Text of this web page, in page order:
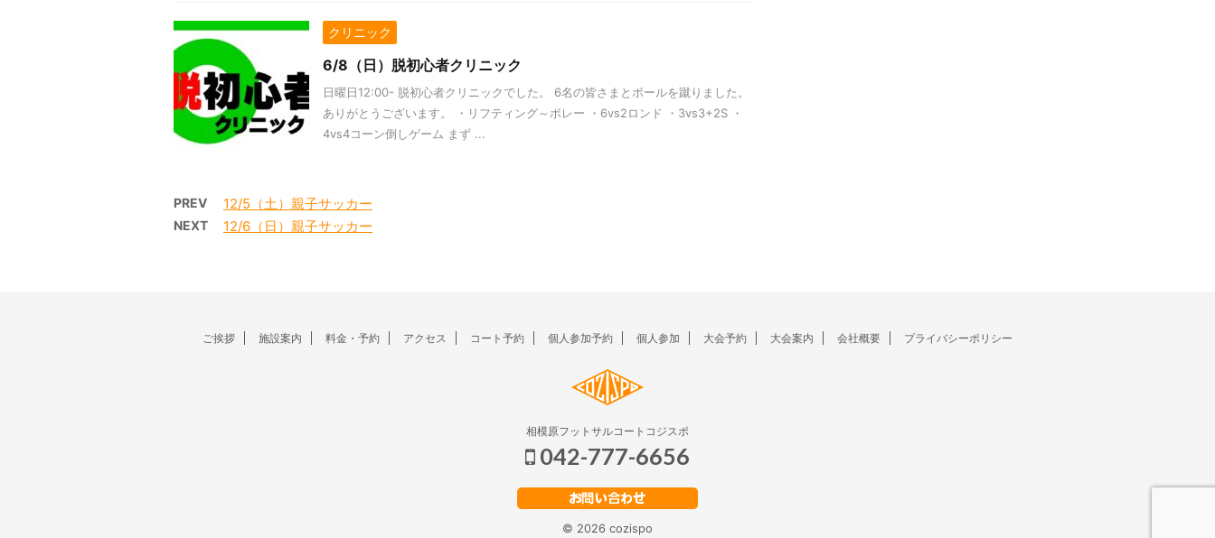
クリニック
6/8（日）脱初心者クリニック
日曜日12:00- 脱初心者クリニックでした。 6名の皆さまとボールを蹴りました。
ありがとうございます。 ・リフティング～ボレー ・6vs2ロンド ・3vs3+2S ・
4vs4コーン倒しゲーム まず ...
PREV 12/5（土）親子サッカー
NEXT 12/6（日）親子サッカー
ご挨拶 施設案内 料金・予約 アクセス コート予約 個人参加予約 個人参加 大会予約 大会案内 会社概要 プライバシーポリシー
相模原フットサルコートコジスポ
042-777-6656
© 2026 cozispo